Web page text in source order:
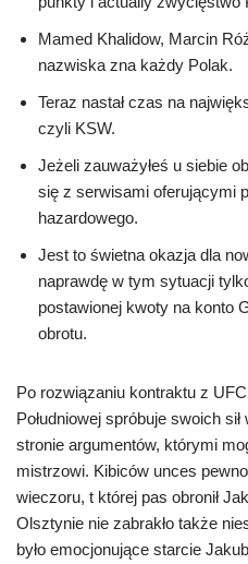
Mamed Khalidow, Marcin
nazwiska zna każdy Polak.
Teraz nastał czas na
czyli KSW.
Jeżeli zauważyłeś u siebie
się z serwisami oferującymi
hazardowego.
Jest to świetna okazja dla
naprawdę w tym sytuacji
postawionej kwoty na konto
obrotu.
Po rozwiązaniu kontraktu z
Południowej spróbuje swoich
stronie argumentów, którymi
mistrzowi. Kibiców unces
wieczoru, t której pas obronił
Olsztynie nie zabrakło także
było emocjonujące starcie